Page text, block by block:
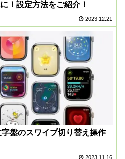
！設定方法をご紹介！
2023.12.21
字盤のスワイプ切り替え操作
2023.11.16